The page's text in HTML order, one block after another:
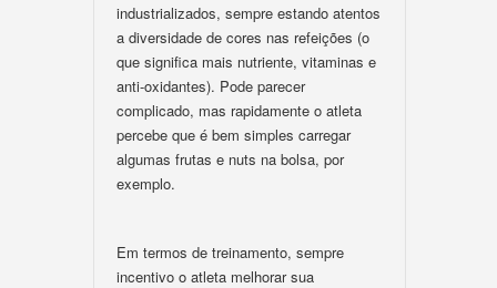
industrializados, sempre estando atentos
a diversidade de cores nas refeições (o
que significa mais nutriente, vitaminas e
anti-oxidantes). Pode parecer
complicado, mas rapidamente o atleta
percebe que é bem simples carregar
algumas frutas e nuts na bolsa, por
exemplo.
Em termos de treinamento, sempre
incentivo o atleta melhorar sua